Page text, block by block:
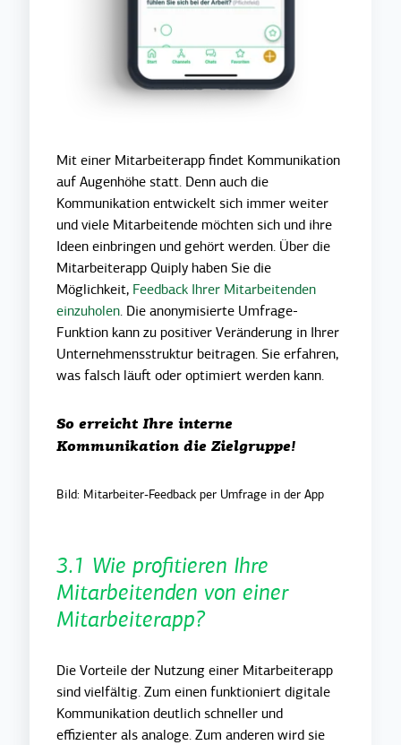
Mit einer Mitarbeiterapp findet Kommunikation
auf Augenhöhe statt. Denn auch die
Kommunikation entwickelt sich immer weiter
und viele Mitarbeitende möchten sich und ihre
Ideen einbringen und gehört werden. Über die
Mitarbeiterapp Quiply haben Sie die
Möglichkeit, Feedback Ihrer Mitarbeitenden
einzuholen. Die anonymisierte Umfrage-
Funktion kann zu positiver Veränderung in Ihrer
Unternehmensstruktur beitragen. Sie erfahren,
was falsch läuft oder optimiert werden kann.
So erreicht Ihre interne
Kommunikation die Zielgruppe!
Bild: Mitarbeiter-Feedback per Umfrage in der App
3.1 Wie profitieren Ihre
Mitarbeitenden von einer
Mitarbeiterapp?
Die Vorteile der Nutzung einer Mitarbeiterapp
sind vielfältig. Zum einen funktioniert digitale
Kommunikation deutlich schneller und
effizienter als analoge. Zum anderen wird sie